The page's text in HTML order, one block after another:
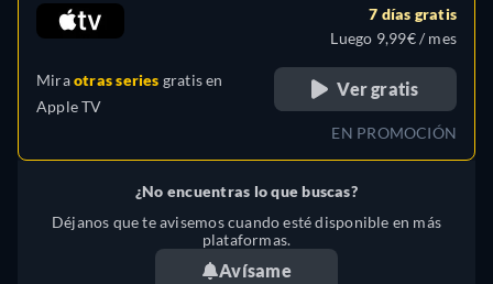
Miraotras series gratis en
Apple TV
7 días gratis
Luego 9,99€ / mes
Ver gratis
EN PROMOCIÓN
¿No encuentras lo que buscas?
Déjanos que te avisemos cuando esté disponible en más
plataformas.
Avísame